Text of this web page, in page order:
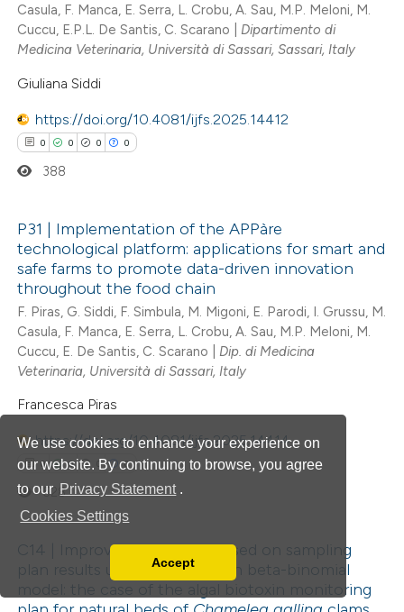
We use cookies to enhance your experience on
our website. By continuing to browse, you agree
to our Privacy Statement .
Cookies Settings
Read our Privacy Policy
You can disable them by changing your browser
Accept
Mentioning
Contrasting
how this article has been
atscite.ai
been cited by providing the
of the citation, a
describing whether
mentions, or contrasts
claim, and a label
in which section the
Casula, F. Manca, E. Serra, L. Crobu, A. Sau, M.P. Meloni, M.
Cuccu, E.P.L. De Santis, C. Scarano | Dipartimento di
Medicina Veterinaria, Università di Sassari, Sassari, Italy
Giuliana Siddi
https://doi.org/10.4081/ijfs.2025.14412
0 0 0 0
Citing Publications
Supporting
Mentioning
Contrasting
how this article has been
atscite.ai
shows how a scientific paper
of the citation, a
describing whether
388
P31 | Implementation of the APPàre
technological platform: applications for smart and
safe farms to promote data-driven innovation
throughout the food chain
F. Piras, G. Siddi, F. Simbula, M. Migoni, E. Parodi, I. Grussu, M.
Casula, F. Manca, E. Serra, L. Crobu, A. Sau, M.P. Meloni, M.
Cuccu, E. De Santis, C. Scarano | Dip. di Medicina
Veterinaria, Università di Sassari, Italy
Francesca Piras
https://doi.org/10.4081/ijfs.2025.14414
0 0 0 0
Citing Publications
528
C14 | Improving inference based on sampling
plan results using the Bayesian beta-binomial
model: the case of the algal biotoxin monitoring